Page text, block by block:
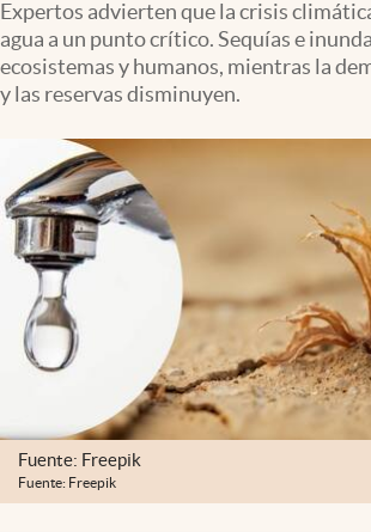
Tv
Clima
Mediakit
abre en nueva pestaña
México
Expertos advierten que la crisis
agua a un punto crítico. Sequías e
ecosistemas y humanos, mientras la
y las reservas disminuyen.
Fuente: Freepik
Fuente: Freepik